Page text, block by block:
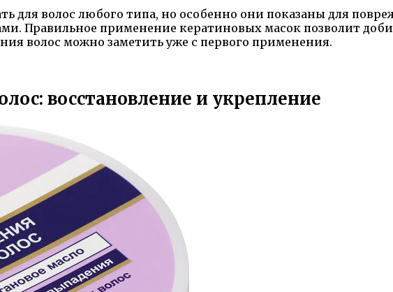
для волос любого типа, но особенно они показаны для
Правильное применение кератиновых масок позволит
волос можно заметить уже с первого применения.
восстановление и укрепление